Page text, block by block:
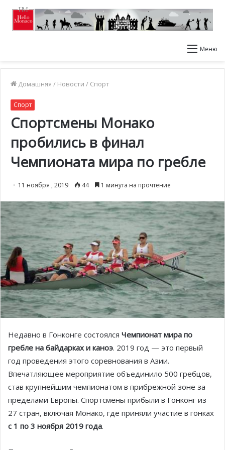
Меню
Домашняя / Новости / Спорт
Спорт
Спортсмены Монако
пробились в финал
Чемпионата мира по гребле
11 ноября , 2019 44 1 минута на прочтение
Недавно в Гонконге состоялся Чемпионат мира по
гребле на байдарках и каноэ. 2019 год — это первый
год проведения этого соревнования в Азии.
Впечатляющее мероприятие объединило 500 гребцов,
став крупнейшим чемпионатом в прибрежной зоне за
пределами Европы. Спортсмены прибыли в Гонконг из
27 стран, включая Монако, где приняли участие в гонках
с 1 по 3 ноября 2019 года.